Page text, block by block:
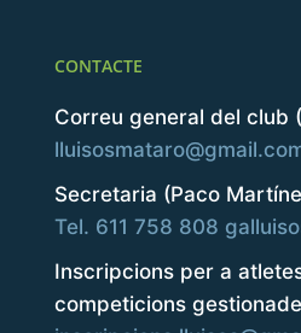
CONTACTE
Correu general del club
Secretaria (Paco
Tel. 611 758 808
Inscripcions per a
competicions